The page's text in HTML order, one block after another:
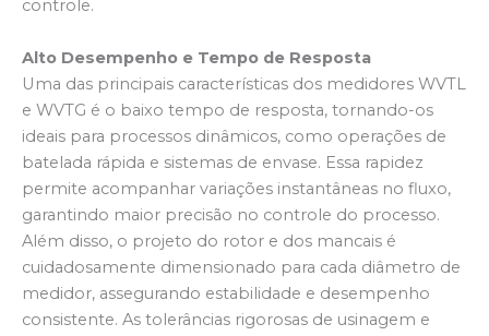
controle.
Alto Desempenho e Tempo de Resposta
Uma das principais características dos medidores WVTL
e WVTG é o baixo tempo de resposta, tornando-os
ideais para processos dinâmicos, como operações de
batelada rápida e sistemas de envase. Essa rapidez
permite acompanhar variações instantâneas no fluxo,
garantindo maior precisão no controle do processo.
Além disso, o projeto do rotor e dos mancais é
cuidadosamente dimensionado para cada diâmetro de
medidor, assegurando estabilidade e desempenho
consistente. As tolerâncias rigorosas de usinagem e